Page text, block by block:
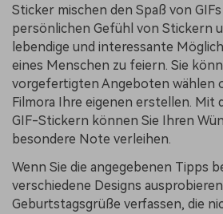
Sticker mischen den Spaß von
persönlichen Gefühl von Stickern
lebendige und interessante
eines Menschen zu feiern. Sie
vorgefertigten Angeboten wählen
Filmora Ihre eigenen erstellen. Mit
GIF-Stickern können Sie Ihren
besondere Note verleihen.
Wenn Sie die angegebenen Tipps
verschiedene Designs
Geburtstagsgrüße verfassen, die